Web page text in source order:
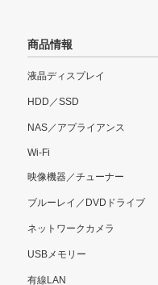
商品情報
液晶ディスプレイ
HDD／SSD
NAS／アプライアンス
Wi-Fi
映像機器／チューナー
ブルーレイ／DVDドライブ
ネットワークカメラ
USBメモリー
有線LAN